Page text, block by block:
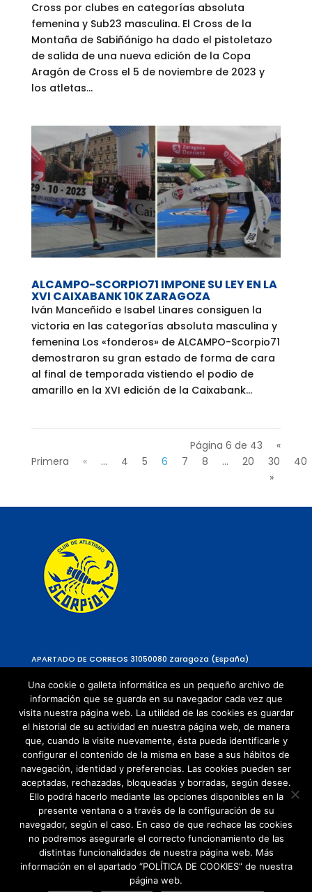
Cross por clubes en categorías absoluta
femenina y Sub23 masculina. El Cross de la
Montaña de Sabiñánigo ha dado el pistoletazo
de salida de una nueva edición de la Copa
Aragón de Cross el 5 de noviembre de 2023 y
los atletas...
ALCAMPO-SCORPIO71 IMPONE SU LEY EN LA
XVI CAIXABANK 10K ZARAGOZA
Iván Manceñido e Isabel Linares consiguen la
victoria en las categorías absoluta masculina y
femenina Los «fonderos» de ALCAMPO-Scorpio71
demostraron su gran estado de forma de cara
al final de temporada vistiendo el podio de
amarillo en la XVI edición de la Caixabank...
Página 6 de 43
«
Primera
« ... 4 5 6 7 8 ... 20 30
40
»
APARTADO DE CORREOS 31050080 Zaragoza (España)
Política de Privacidad
Política de cookies
© Copyright 2021 | Todos los Derechos
Una cookie o galleta informática es un pequeño archivo de
información que se guarda en su navegador cada vez que
visita nuestra página web. La utilidad de las cookies es guardar
el historial de su actividad en nuestra página web, de manera
que, cuando la visite nuevamente, ésta pueda identificarle y
configurar el contenido de la misma en base a sus hábitos de
navegación, identidad y preferencias. Las cookies pueden ser
aceptadas, rechazadas, bloqueadas y borradas, según desee.
Ello podrá hacerlo mediante las opciones disponibles en la
presente ventana o a través de la configuración de su
navegador, según el caso. En caso de que rechace las cookies
no podremos asegurarle el correcto funcionamiento de las
distintas funcionalidades de nuestra página web. Más
información en el apartado “POLÍTICA DE COOKIES” de nuestra
página web.